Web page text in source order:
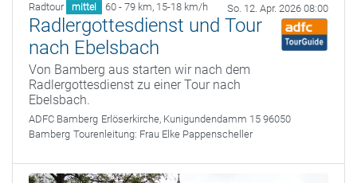
Radtour mittel 60 - 79 km, 15-18 km/h So. 12. Apr. 2026 08:00
Radlergottesdienst und Tour
nach Ebelsbach
Von Bamberg aus starten wir nach dem
Radlergottesdienst zu einer Tour nach
Ebelsbach.
ADFC Bamberg Erlöserkirche, Kunigundendamm 15 96050
Bamberg Tourenleitung: Frau Elke Pappenscheller